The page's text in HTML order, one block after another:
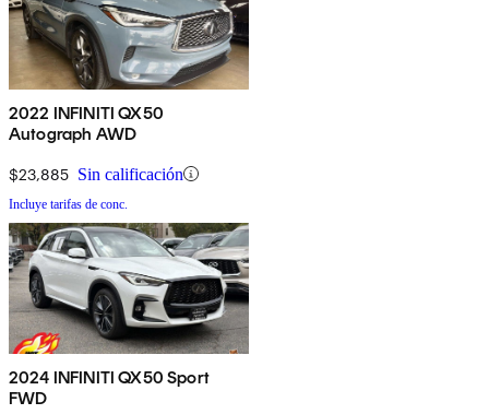
2022 INFINITI QX50
Autograph AWD
$23,885 Sin calificación
Incluye tarifas de conc.
2024 INFINITI QX50 Sport
FWD